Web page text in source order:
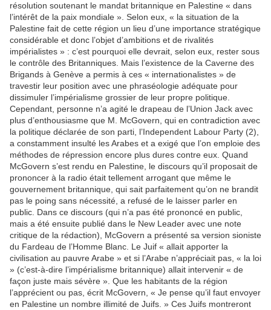
résolution soutenant le mandat britannique en Palestine « dans
l’intérêt de la paix mondiale ». Selon eux, « la situation de la
Palestine fait de cette région un lieu d’une importance stratégique
considérable et donc l’objet d’ambitions et de rivalités
impérialistes » : c’est pourquoi elle devrait, selon eux, rester sous
le contrôle des Britanniques. Mais l’existence de la Caverne des
Brigands à Genève a permis à ces « internationalistes » de
travestir leur position avec une phraséologie adéquate pour
dissimuler l’impérialisme grossier de leur propre politique.
Cependant, personne n’a agité le drapeau de l’Union Jack avec
plus d’enthousiasme que M. McGovern, qui en contradiction avec
la politique déclarée de son parti, l’Independent Labour Party (2),
a constamment insulté les Arabes et a exigé que l’on emploie des
méthodes de répression encore plus dures contre eux. Quand
McGovern s’est rendu en Palestine, le discours qu’il proposait de
prononcer à la radio était tellement arrogant que même le
gouvernement britannique, qui sait parfaitement qu’on ne brandit
pas le poing sans nécessité, a refusé de le laisser parler en
public. Dans ce discours (qui n’a pas été prononcé en public,
mais a été ensuite publié dans le New Leader avec une note
critique de la rédaction), McGovern a présenté sa version sioniste
du Fardeau de l’Homme Blanc. Le Juif « allait apporter la
civilisation au pauvre Arabe » et si l’Arabe n’appréciait pas, « la loi
» (c’est-à-dire l’impérialisme britannique) allait intervenir « de
façon juste mais sévère ». Que les habitants de la région
l’apprécient ou pas, écrit McGovern, « Je pense qu’il faut envoyer
en Palestine un nombre illimité de Juifs. » Ces Juifs montreront